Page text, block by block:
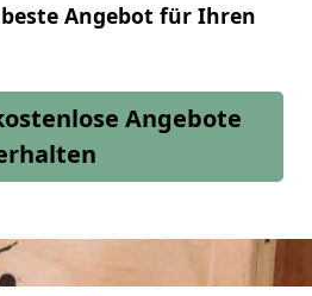
beste Angebot für Ihren
Angebote